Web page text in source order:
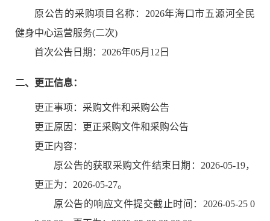
原公告的采购项目名称：2026年海口市五源河全民
健身中心运营服务(二次)
首次公告日期：2026年05月12日
二、更正信息：
更正事项：采购文件和采购公告
更正原因：
更正采购文件和采购公告
更正内容：
原公告的获取采购文件结束日期：2026-05-19，
更正为：2026-05-27。
原公告的响应文件提交截止时间：2026-05-25 0